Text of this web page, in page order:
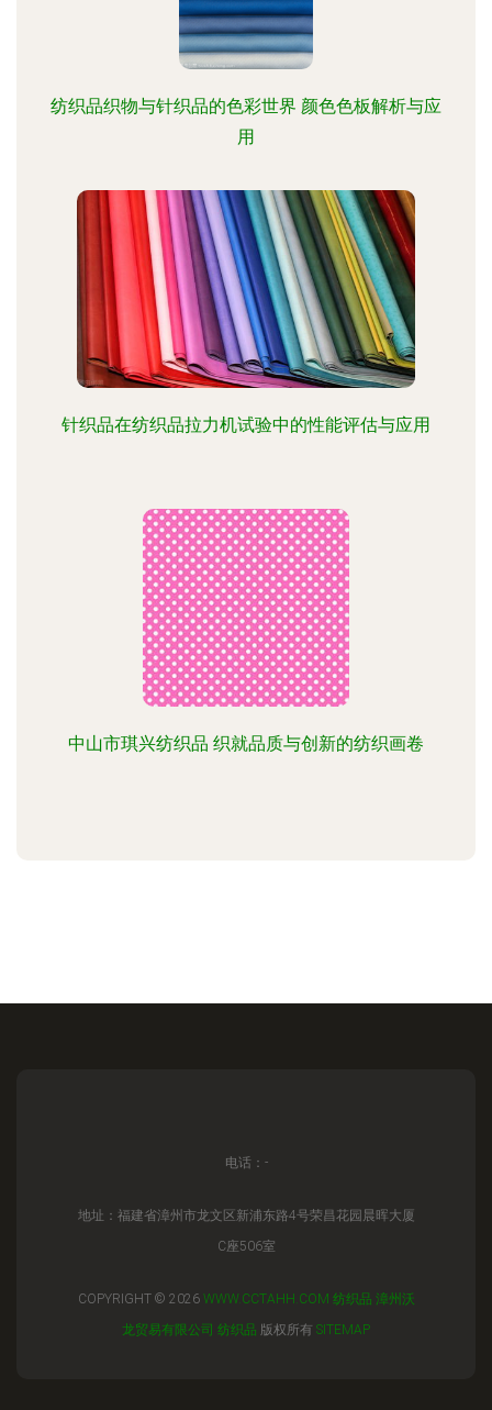
纺织品织物与针织品的色彩世界 颜色色板解析与应
用
针织品在纺织品拉力机试验中的性能评估与应用
中山市琪兴纺织品 织就品质与创新的纺织画卷
电话：-
地址：福建省漳州市龙文区新浦东路4号荣昌花园晨晖大厦
C座506室
COPYRIGHT © 2026 WWW.CCTAHH.COM 纺织品 漳州沃
龙贸易有限公司 纺织品 版权所有 SITEMAP